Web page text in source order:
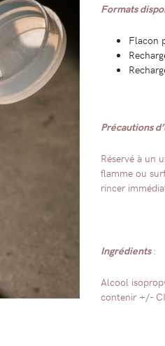
Formats
Flacon
Précautions
Réservé à un
flamme ou
rincer
Ingrédients:
Alcool
contenir +/-